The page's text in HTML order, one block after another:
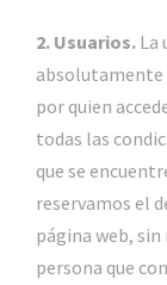
2. Usuarios. La
absolutamente
por quien
todas las
que se
reservamos el
página web, sin
persona que